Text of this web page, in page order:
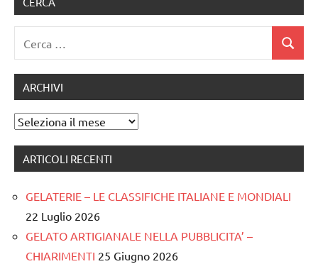
per:
Cerca
ARCHIVI
Archivi
ARTICOLI RECENTI
GELATERIE – LE CLASSIFICHE ITALIANE E MONDIALI
22 Luglio 2026
GELATO ARTIGIANALE NELLA PUBBLICITA’ –
CHIARIMENTI 25 Giugno 2026